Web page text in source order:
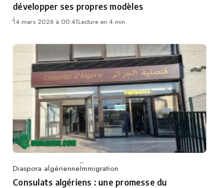
développer ses propres modèles
14 mars 2026 à 00:41Lecture en 4 min
Category
Diaspora algérienneImmigration
Consulats algériens : une promesse du